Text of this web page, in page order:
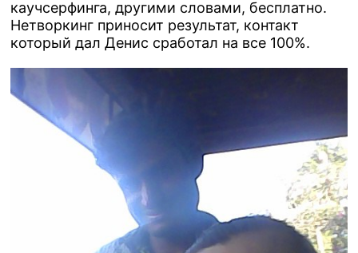
каучсерфинга, другими словами, бесплатно.
Нетворкинг приносит результат, контакт
который дал Денис сработал на все 100%.